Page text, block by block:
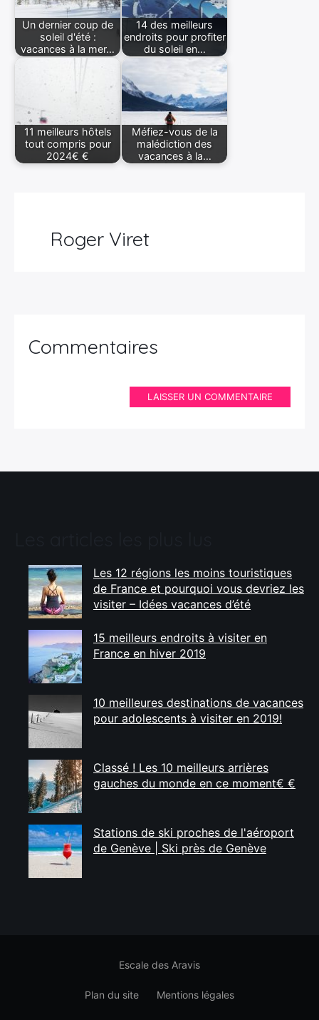
Un dernier coup de
soleil d'été :
vacances à la mer…
14 des meilleurs
endroits pour profiter
du soleil en…
11 meilleurs hôtels
tout compris pour
2024€ €
Méfiez-vous de la
malédiction des
vacances à la…
Roger Viret
Commentaires
LAISSER UN COMMENTAIRE
Les 12 régions les moins touristiques
de France et pourquoi vous devriez les
visiter – Idées vacances d’été
15 meilleurs endroits à visiter en
France en hiver 2019
10 meilleures destinations de vacances
pour adolescents à visiter en 2019!
Classé ! Les 10 meilleurs arrières
gauches du monde en ce moment€ €
Stations de ski proches de l'aéroport
de Genève | Ski près de Genève
Escale des Aravis
Plan du site Mentions légales